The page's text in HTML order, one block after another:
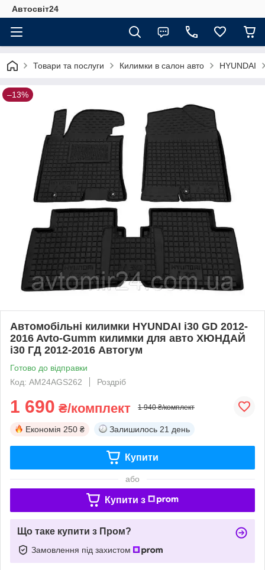
Автосвіт24
Товари та послуги Килимки в салон авто HYUNDAI
–13%
Автомобільні килимки HYUNDAI i30 GD 2012-
2016 Avto-Gumm килимки для авто ХЮНДАЙ
i30 ГД 2012-2016 Автогум
Готово до відправки
Код: AM24AGS262
Роздріб
1 690 ₴/комплект 1 940 ₴/комплект
Економія 250 ₴ Залишилось 21 день
Купити
або
Купити з
Що таке купити з Пром?
Замовлення під захистом